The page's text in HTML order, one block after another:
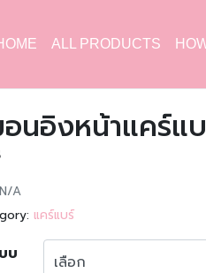
ALL PRODUCTS
นอิงหน้าแคร์แ
N/A
แคร์แบร์
บ